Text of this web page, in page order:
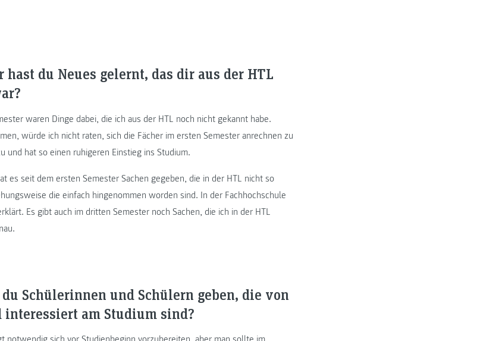
hast du Neues gelernt, das dir aus der HTL
waren Dinge dabei, die ich aus der HTL noch nicht gekannt habe.
würde ich nicht raten, sich die Fächer im ersten Semester anrechnen zu
und hat so einen ruhigeren Einstieg ins Studium.
es seit dem ersten Semester Sachen gegeben, die in der HTL nicht so
die einfach hingenommen worden sind. In der Fachhochschule
Es gibt auch im dritten Semester noch Sachen, die ich in der HTL
Schülerinnen und Schülern geben, die von
interessiert am Studium sind?